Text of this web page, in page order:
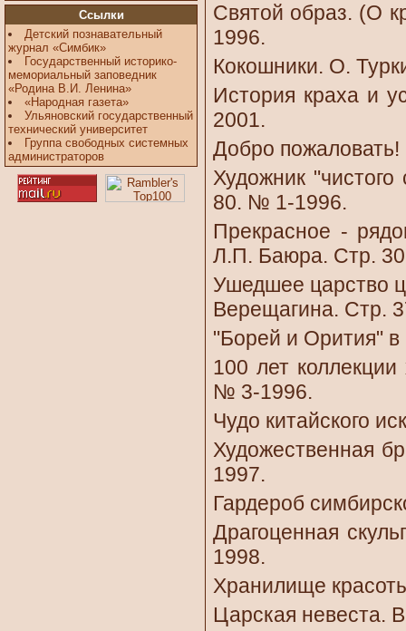
Ссылки
Детский познавательный
журнал «Симбик»
Государственный историко-
мемориальный заповедник
«Родина В.И. Ленина»
«Народная газета»
Ульяновский государственный
технический университет
Группа свободных системных
администраторов
Святой образ. (О
1996.
Кокошники. О.
История краха и
2001.
Добро
Художник
80. № 1-1996.
Прекрасное -
Л.П. Баюра. Стр.
Ушедшее царство
Верещагина. Стр.
"Борей и Орития"
100 лет
№ 3-1996.
Чудо китайского
Художественная
1997.
Гардероб
Драгоценная
1998.
Хранилище
Царская невеста.